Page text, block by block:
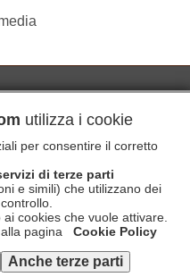
Privacy
- P.Iva 02639840699
Disclaimer
utilizza i cookie
per consentire il corretto
di terze parti
e simili) che utilizzano dei
cookies che vuole attivare.
pagina
Cookie Policy
Anche terze parti